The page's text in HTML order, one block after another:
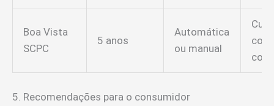
Boa Vista
SCPC
5 anos
Automática
ou manual
5. Recomendações para o consumidor